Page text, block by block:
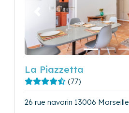
Précédent
La Piazzetta
(77)
26 rue navarin 13006 Marseille